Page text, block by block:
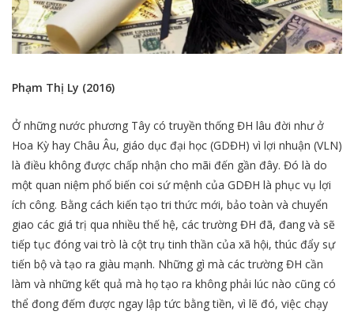
Phạm Thị Ly (2016)
Ở những nước phương Tây có truyền thống ĐH lâu đời như ở
Hoa Kỳ hay Châu Âu, giáo dục đại học (GDĐH) vì lợi nhuận (VLN)
là điều không được chấp nhận cho mãi đến gần đây. Đó là do
một quan niệm phổ biến coi sứ mệnh của GDĐH là phục vụ lợi
ích công. Bằng cách kiến tạo tri thức mới, bảo toàn và chuyển
giao các giá trị qua nhiều thế hệ, các trường ĐH đã, đang và sẽ
tiếp tục đóng vai trò là cột trụ tinh thần của xã hội, thúc đẩy sự
tiến bộ và tạo ra giàu mạnh. Những gì mà các trường ĐH cần
làm và những kết quả mà họ tạo ra không phải lúc nào cũng có
thể đong đếm được ngay lập tức bằng tiền, vì lẽ đó, việc chạy